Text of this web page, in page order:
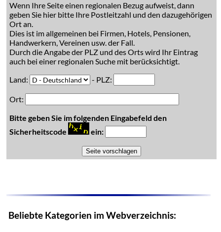
Wenn Ihre Seite einen regionalen Bezug aufweist, dann
geben Sie hier bitte Ihre Postleitzahl und den dazugehörigen
Ort an.
Dies ist im allgemeinen bei Firmen, Hotels, Pensionen,
Handwerkern, Vereinen usw. der Fall.
Durch die Angabe der PLZ und des Orts wird Ihr Eintrag
auch bei einer regionalen Suche mit berücksichtigt.
Land:
- PLZ:
Ort:
Bitte geben Sie im folgenden Eingabefeld den
Sicherheitscode
ein:
Beliebte Kategorien im Webverzeichnis: